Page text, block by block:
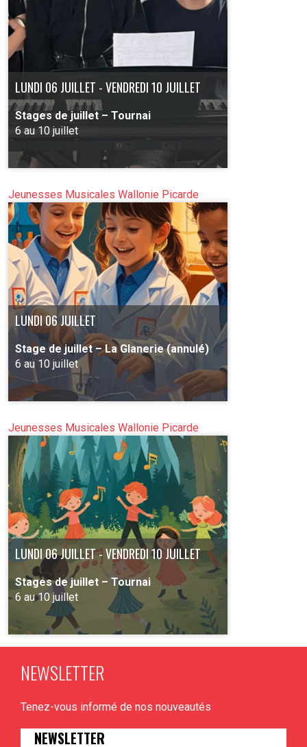
PLUS D'INFO
LUNDI 06 JUILLET - VENDREDI 10 JUILLET
Stages de juillet – Tournai
6 au 10 juillet
PLUS D'INFO
Jeunesses Musicales Wallonie Picarde
LUNDI 06 JUILLET
Stage de juillet – La Glanerie (annulé)
6 au 10 juillet
PLUS D'INFO
Jeunesses Musicales Wallonie Picarde
LUNDI 06 JUILLET - VENDREDI 10 JUILLET
Stages de juillet – Tournai
6 au 10 juillet
NEWSLETTER
Tenez-vous informé de nos nouveautés
NEWSLETTER